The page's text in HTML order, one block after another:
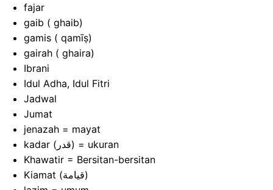
fajar
gaib ( ghaib)
gamis ( qamīṣ)
gairah ( ghaira)
Ibrani
Idul Adha, Idul Fitri
Jadwal
Jumat
jenazah = mayat
kadar (قدر) = ukuran
Khawatir = Bersitan-bersitan
Kiamat (قيامة)